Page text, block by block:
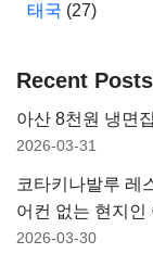
태국 (27)
Recent Posts
아산 8천원 냉면
2026-03-31
코타키나발루 레
어컨 없는 현지인
2026-03-30